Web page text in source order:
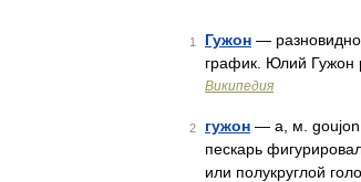
1 Гужон —
график. Юлий Гужон
Википедия
2 гужон — а, м. goujon
пескарь
или полукруглой